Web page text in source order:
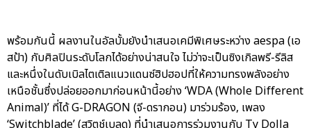
พร้อมกันนี้ ผลงานในอัลบั้มยังนำเสนอเคมีพิเศษระหว่าง aespa (เอ
สป้า) กับศิลปินระดับโลกได้อย่างน่าสนใจ ไม่ว่าจะเป็นซิงเกิลพรี-รีลิส
และหนึ่งในดับเบิลไตเติลแนวแดนซ์ฮิปฮอปที่ให้ความทรงพลังอย่าง
เหนือชั้นซึ่งปล่อยออกมาก่อนหน้านี้อย่าง ‘WDA (Whole Different
Animal)’ ที่ได้ G-DRAGON (จี-ดรากอน) มาร่วมร้อง, เพลง
‘Switchblade’ (สวิตช์เบลด) ที่นำเสนอการร่วมงานกับ Ty Dolla